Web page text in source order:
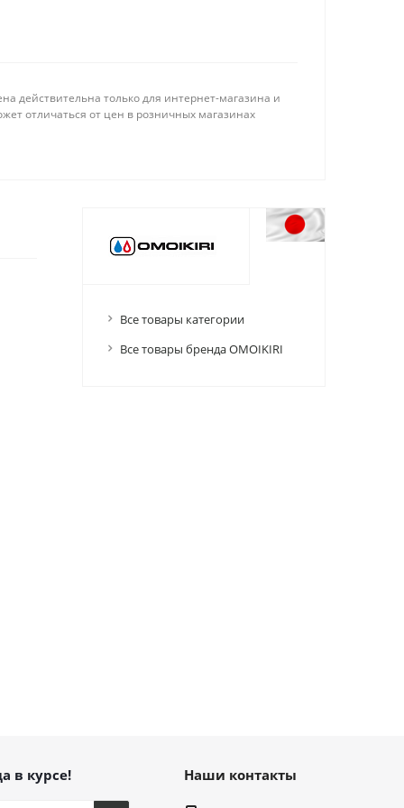
действительна только для интернет-магазина и
отличаться от цен в розничных магазинах
Все товары категории
Все товары бренда OMOIKIRI
в курсе! Наши контакты